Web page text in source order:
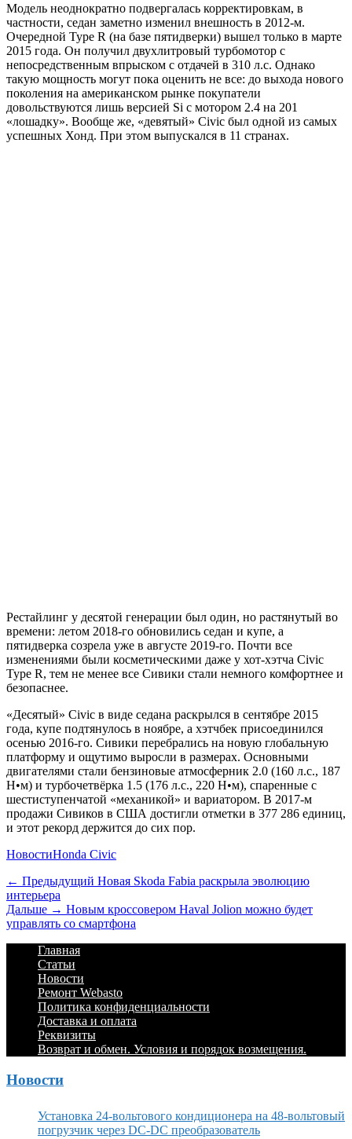
Модель неоднократно подвергалась корректировкам, в
частности, седан заметно изменил внешность в 2012-м.
Очередной Type R (на базе пятидверки) вышел только в марте
2015 года. Он получил двухлитровый турбомотор с
непосредственным впрыском с отдачей в 310 л.с. Однако
такую мощность могут пока оценить не все: до выхода нового
поколения на американском рынке покупатели
довольствуются лишь версией Si c мотором 2.4 на 201
«лошадку». Вообще же, «девятый» Civic был одной из самых
успешных Хонд. При этом выпускался в 11 странах.
Рестайлинг у десятой генерации был один, но растянутый во
времени: летом 2018-го обновились седан и купе, а
пятидверка созрела уже в августе 2019-го. Почти все
изменениями были косметическими даже у хот-хэтча Civic
Type R, тем не менее все Сивики стали немного комфортнее и
безопаснее.
«Десятый» Civic в виде седана раскрылся в сентябре 2015
года, купе подтянулось в ноябре, а хэтчбек присоединился
осенью 2016-го. Сивики перебрались на новую глобальную
платформу и ощутимо выросли в размерах. Основными
двигателями стали бензиновые атмосферник 2.0 (160 л.с., 187
Н•м) и турбочетвёрка 1.5 (176 л.с., 220 Н•м), спаренные с
шестиступенчатой «механикой» и вариатором. В 2017-м
продажи Сивиков в США достигли отметки в 377 286 единиц,
и этот рекорд держится до сих пор.
Категории
НовостиТеги
Honda Civic
Навигация
по
записям
← Предыдущий Предыдущий
Новая Skoda Fabia раскрыла эволюцию
интерьера
Дальше → Дальше:
Новым кроссовером Haval Jolion можно будет
управлять со смартфона
Footer
Menu
Перейти
содержимому
Главная
Статьи
Новости
Ремонт Webasto
Политика конфиденциальности
Доставка и оплата
Реквизиты
Возврат и обмен. Условия и порядок возмещения.
Новости
Установка 24-вольтового кондиционера на 48-вольтовый
погрузчик через DC-DC преобразователь